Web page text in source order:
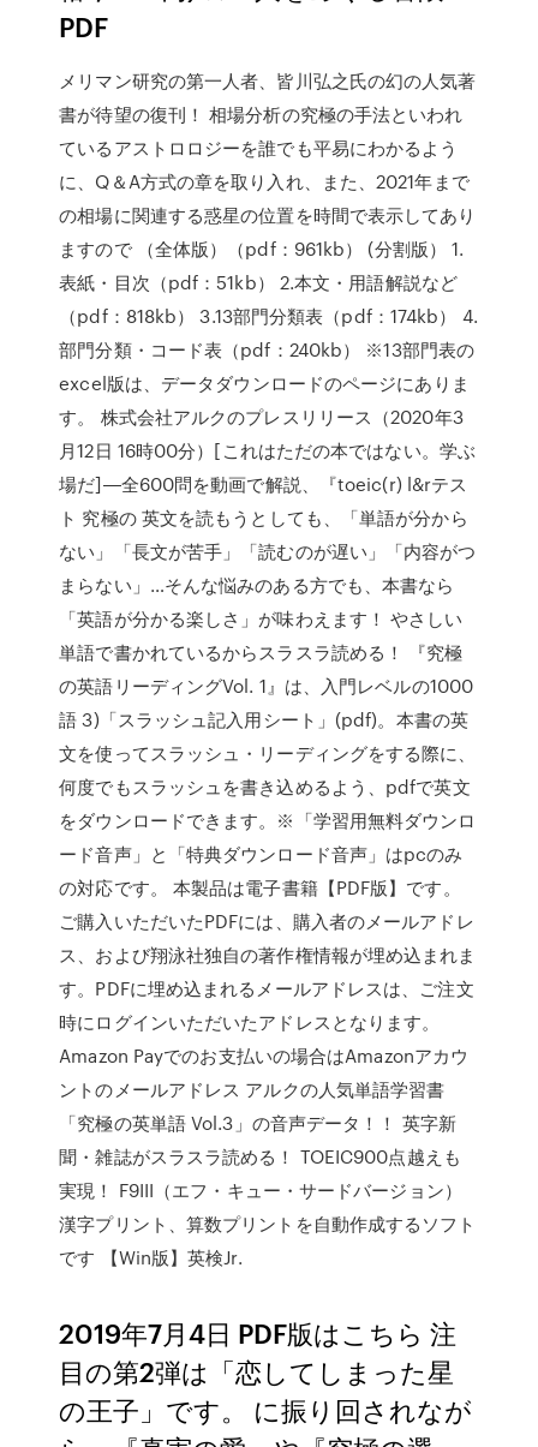
PDF
メリマン研究の第一人者、皆川弘之氏の幻の人気著
書が待望の復刊！ 相場分析の究極の手法といわれ
ているアストロロジーを誰でも平易にわかるよう
に、Q＆A方式の章を取り入れ、また、2021年まで
の相場に関連する惑星の位置を時間で表示してあり
ますので （全体版）（pdf：961kb） (分割版） 1.
表紙・目次（pdf：51kb） 2.本文・用語解説など
（pdf：818kb） 3.13部門分類表（pdf：174kb） 4.
部門分類・コード表（pdf：240kb） ※13部門表の
excel版は、データダウンロードのページにありま
す。 株式会社アルクのプレスリリース（2020年3
月12日 16時00分）[これはただの本ではない。学ぶ
場だ]―全600問を動画で解説、『toeic(r) l&rテス
ト 究極の 英文を読もうとしても、「単語が分から
ない」「長文が苦手」「読むのが遅い」「内容がつ
まらない」…そんな悩みのある方でも、本書なら
「英語が分かる楽しさ」が味わえます！ やさしい
単語で書かれているからスラスラ読める！ 『究極
の英語リーディングVol. 1』は、入門レベルの1000
語 3)「スラッシュ記入用シート」(pdf)。本書の英
文を使ってスラッシュ・リーディングをする際に、
何度でもスラッシュを書き込めるよう、pdfで英文
をダウンロードできます。※「学習用無料ダウンロ
ード音声」と「特典ダウンロード音声」はpcのみ
の対応です。 本製品は電子書籍【PDF版】です。
ご購入いただいたPDFには、購入者のメールアドレ
ス、および翔泳社独自の著作権情報が埋め込まれま
す。PDFに埋め込まれるメールアドレスは、ご注文
時にログインいただいたアドレスとなります。
Amazon Payでのお支払いの場合はAmazonアカウ
ントのメールアドレス アルクの人気単語学習書
「究極の英単語 Vol.3」の音声データ！！ 英字新
聞・雑誌がスラスラ読める！ TOEIC900点越えも
実現！ F9III（エフ・キュー・サードバージョン）
漢字プリント、算数プリントを自動作成するソフト
です 【Win版】英検Jr.
2019年7月4日 PDF版はこちら 注
目の第2弾は「恋してしまった星
の王子」です。 に振り回されなが